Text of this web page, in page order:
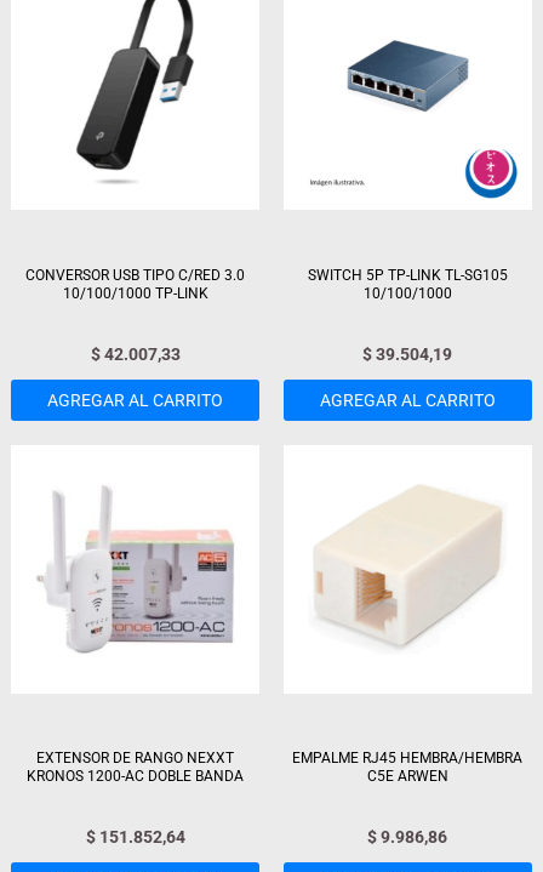
CONVERSOR USB TIPO C/RED 3.0
10/100/1000 TP-LINK
$42.007,33
AGREGAR AL CARRITO
SWITCH 5P TP-LINK TL-SG105
10/100/1000
$39.504,19
AGREGAR AL CARRITO
EXTENSOR DE RANGO NEXXT
KRONOS 1200-AC DOBLE BANDA
$151.852,64
EMPALME RJ45 HEMBRA/HEMBRA
C5E ARWEN
$9.986,86